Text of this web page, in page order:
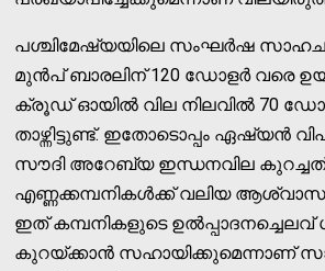
പശ്ചിമേഷ്യയിലെ സംഘർഷ
മുൻപ് ബാരലിന് 120 ഡോളർ വരെ
ക്രൂഡ് ഓയിൽ വില നിലവിൽ 70
താഴ്ന്നിട്ടുണ്ട്. ഇതോടൊപ്പം ഏഷ്യൻ
സൗദി അറേബ്യ ഇന്ധനവില
എണ്ണക്കമ്പനികൾക്ക് വലിയ
ഇത് കമ്പനികളുടെ
കുറയ്ക്കാൻ സഹായിക്കുമെന്നാണ്